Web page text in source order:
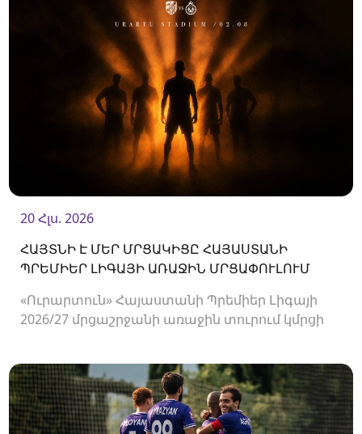
20 Հլս. 2026
ՀԱՅՏՆԻ Է ՄԵՐ ՄՐՑԱԿԻՑԸ ՀԱՅԱՍՏԱՆԻ
ՊՐԵՄԻԵՐ ԼԻԳԱՅԻ ԱՌԱՋԻՆ ՄՐՑԱՓՈՒԼՈՒՄ
«Ուրարտուն» Հայաստանի Պրեմիեր Լիգայի
2026/27 մրցաշրջանի առաջին տուրում կմրցի